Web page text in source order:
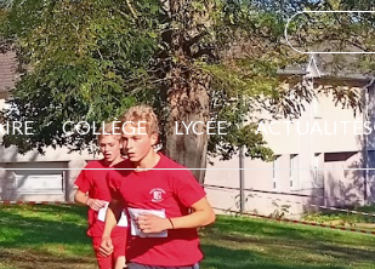
COLLÈGE LYCÉE ACTUALITÉS